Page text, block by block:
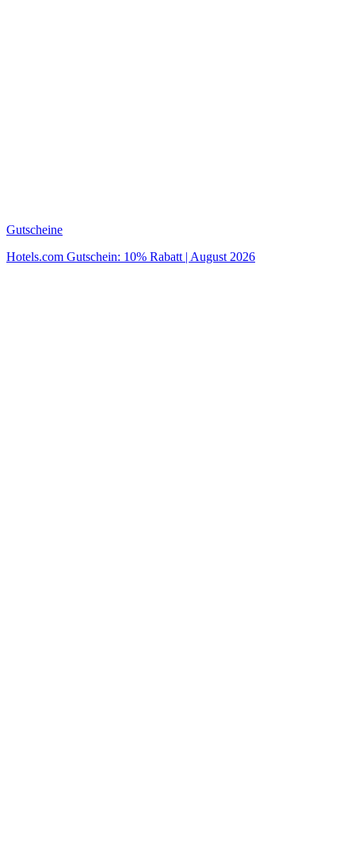
Gutscheine
Hotels.com Gutschein: 10% Rabatt | August 2026